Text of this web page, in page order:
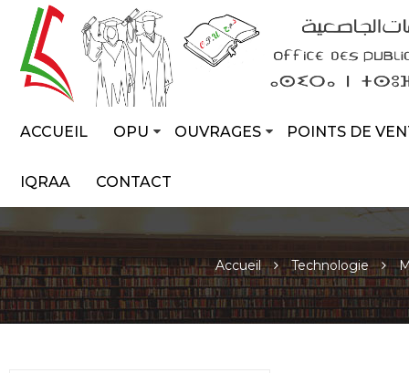
ACCUEIL OPU OUVRAGES POINTS DE
IQRAA CONTACT
Accueil Technologie